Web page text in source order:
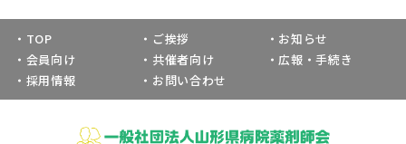
TOP ご挨拶
お知らせ
会員向け
共催者向け
広報・手続き
採用情報
お問い合わせ